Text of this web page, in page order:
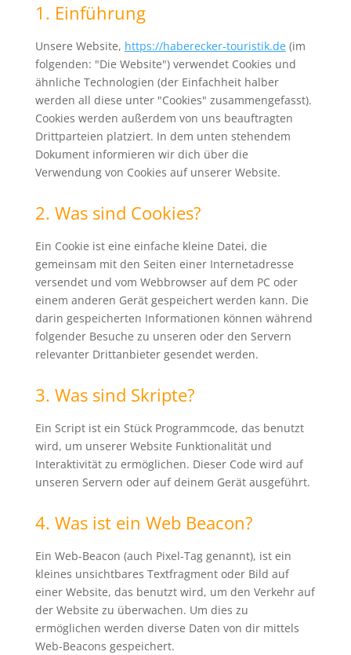
1. Einführung
Unsere Website, https://haberecker-touristik.de(im
folgenden: "Die Website") verwendet Cookies und
ähnliche Technologien (der Einfachheit halber
werden all diese unter "Cookies" zusammengefasst).
Cookies werden außerdem von uns beauftragten
Drittparteien platziert. In dem unten stehendem
Dokument informieren wir dich über die
Verwendung von Cookies auf unserer Website.
2. Was sind Cookies?
Ein Cookie ist eine einfache kleine Datei, die
gemeinsam mit den Seiten einer Internetadresse
versendet und vom Webbrowser auf dem PC oder
einem anderen Gerät gespeichert werden kann. Die
darin gespeicherten Informationen können während
folgender Besuche zu unseren oder den Servern
relevanter Drittanbieter gesendet werden.
3. Was sind Skripte?
Ein Script ist ein Stück Programmcode, das benutzt
wird, um unserer Website Funktionalität und
Interaktivität zu ermöglichen. Dieser Code wird auf
unseren Servern oder auf deinem Gerät ausgeführt.
4. Was ist ein Web Beacon?
Ein Web-Beacon (auch Pixel-Tag genannt), ist ein
kleines unsichtbares Textfragment oder Bild auf
einer Website, das benutzt wird, um den Verkehr auf
der Website zu überwachen. Um dies zu
ermöglichen werden diverse Daten von dir mittels
Web-Beacons gespeichert.